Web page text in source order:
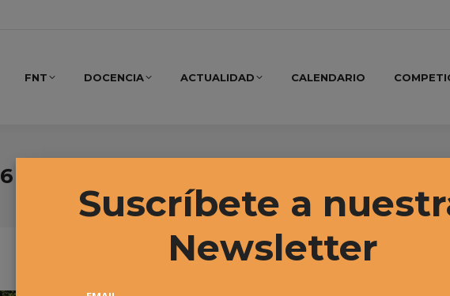
FNT DOCENCIA ACTUALIDAD CALENDARIO
6 octubre, 2025
Suscríbete a
Newsletter